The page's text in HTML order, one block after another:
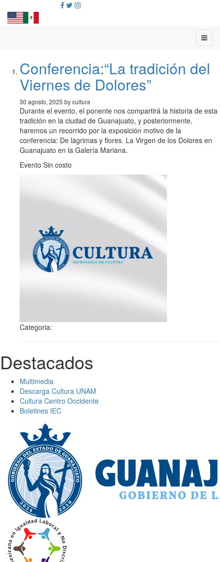
Conferencia:“La tradición del
Viernes de Dolores”
30 agosto, 2025 by cultura
Durante el evento, el ponente nos compartirá la historia de esta
tradición en la ciudad de Guanajuato, y posteriormente,
haremos un recorrido por la exposición motivo de la
conferencia: De lágrimas y flores. La Virgen de los Dolores en
Guanajuato en la Galería Mariana.
Evento Sin costo
Categoria:
Destacados
Multimedia
Descarga Cultura UNAM
Cultura Centro Occidente
Boletines IEC